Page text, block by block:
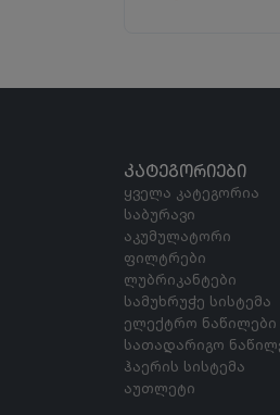
ᲙᲐᲢᲔᲒᲝᲠᲘᲔᲑᲘ
ყველა კატეგორია
საბურავი
აკუმულატორი
ფილტრები
ლუბრიკანტები
სამუხრუჭე სისტემა
ელექტრო ნაწილები
სათადარიგო
ჰაერის სისტემა
აუთლეტი